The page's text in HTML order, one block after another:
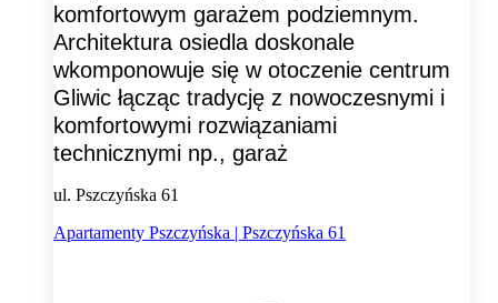
komfortowym garażem podziemnym.
Architektura osiedla doskonale
wkomponowuje się w otoczenie centrum
Gliwic łącząc tradycję z nowoczesnymi i
komfortowymi rozwiązaniami
technicznymi np., garaż
ul. Pszczyńska 61
Apartamenty Pszczyńska | Pszczyńska 61